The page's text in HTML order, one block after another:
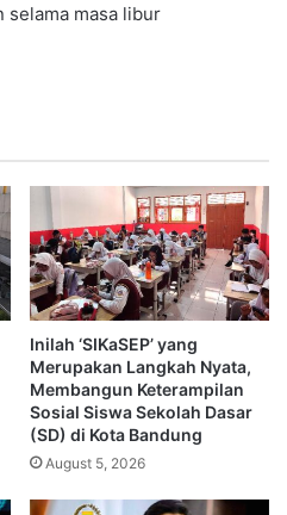
selama masa libur
Inilah ‘SIKaSEP’ yang
Merupakan Langkah Nyata,
Membangun Keterampilan
Sosial Siswa Sekolah Dasar
(SD) di Kota Bandung
August 5, 2026